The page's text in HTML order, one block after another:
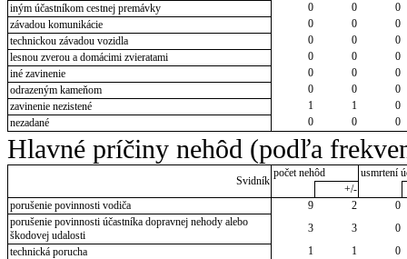
iným účastníkom cestnej premávky
0 0
0
závadou komunikácie
0 0
0
technickou závadou vozidla
0 0
0
lesnou zverou a domácimi zvieratami
0 0
0
iné zavinenie
0 0
0
odrazeným kameňom
0 0
0
zavinenie nezistené
1 1
0
nezadané
0 0 0
Hlavné príčiny nehôd (podľa
Svidník
počet nehôd
usmrtení
+/-
porušenie povinnosti vodiča
9 2
0
porušenie povinnosti účastníka dopravnej nehody alebo
škodovej udalosti
3 3
0
technická porucha
1 1
0